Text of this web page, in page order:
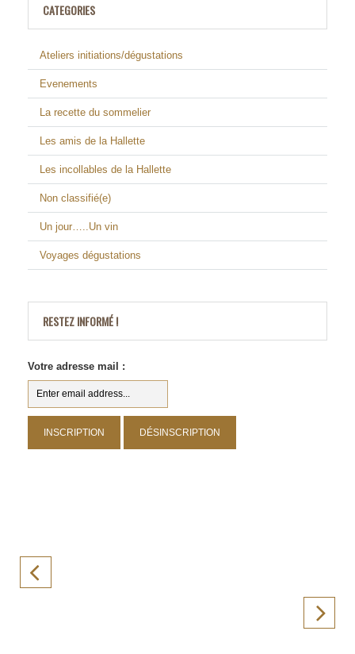
CATEGORIES
Ateliers initiations/dégustations
Evenements
La recette du sommelier
Les amis de la Hallette
Les incollables de la Hallette
Non classifié(e)
Un jour…..Un vin
Voyages dégustations
RESTEZ INFORMÉ !
Votre adresse mail :